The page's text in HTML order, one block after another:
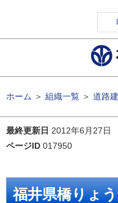
ホーム ＞ 組織一覧 ＞ 道路
最終更新日 2012年6月27日
ページID 017950
福井県橋りょ